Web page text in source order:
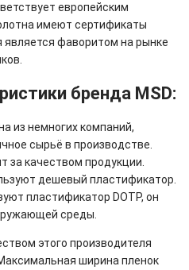
европейским
имеют сертификаты
является фаворитом на рынке
бренда MSD:
из немногих компаний,
сырьё в производстве.
за качеством продукции.
дешевый пластификатор.
пластификатор DOTP, он
среды.
этого производителя
ширина пленок